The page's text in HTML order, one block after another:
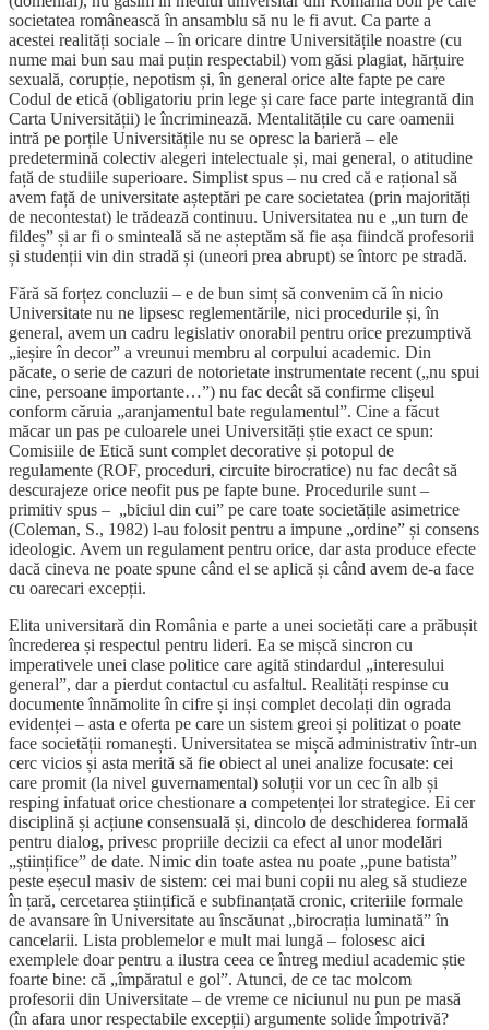
societatea românească în ansamblu să nu le fi avut. Ca parte a
acestei realități sociale – în oricare dintre Universitățile noastre (cu
nume mai bun sau mai puțin respectabil) vom găsi plagiat, hărțuire
sexuală, corupție, nepotism și, în general orice alte fapte pe care
Codul de etică (obligatoriu prin lege și care face parte integrantă din
Carta Universității) le încriminează. Mentalitățile cu care oamenii
intră pe porțile Universitățile nu se opresc la barieră – ele
predetermină colectiv alegeri intelectuale și, mai general, o atitudine
față de studiile superioare. Simplist spus – nu cred că e rațional să
avem față de universitate așteptări pe care societatea (prin majorități
de necontestat) le trădează continuu. Universitatea nu e „un turn de
fildeș” și ar fi o sminteală să ne așteptăm să fie așa fiindcă profesorii
și studenții vin din stradă și (uneori prea abrupt) se întorc pe stradă.
Fără să forțez concluzii – e de bun simț să convenim că în nicio
Universitate nu ne lipsesc reglementările, nici procedurile și, în
general, avem un cadru legislativ onorabil pentru orice prezumptivă
„ieșire în decor” a vreunui membru al corpului academic. Din
păcate, o serie de cazuri de notorietate instrumentate recent („nu spui
cine, persoane importante…”) nu fac decât să confirme clișeul
conform căruia „aranjamentul bate regulamentul”. Cine a făcut
măcar un pas pe culoarele unei Universități știe exact ce spun:
Comisiile de Etică sunt complet decorative și potopul de
regulamente (ROF, proceduri, circuite birocratice) nu fac decât să
descurajeze orice neofit pus pe fapte bune. Procedurile sunt –
primitiv spus – „biciul din cui” pe care toate societățile asimetrice
(Coleman, S., 1982) l-au folosit pentru a impune „ordine” și consens
ideologic. Avem un regulament pentru orice, dar asta produce efecte
dacă cineva ne poate spune când el se aplică și când avem de-a face
cu oarecari excepții.
Elita universitară din România e parte a unei societăți care a prăbușit
încrederea și respectul pentru lideri. Ea se mișcă sincron cu
imperativele unei clase politice care agită stindardul „interesului
general”, dar a pierdut contactul cu asfaltul. Realități respinse cu
documente înnămolite în cifre și inși complet decolați din ograda
evidenței – asta e oferta pe care un sistem greoi și politizat o poate
face societății romanești. Universitatea se mișcă administrativ într-un
cerc vicios și asta merită să fie obiect al unei analize focusate: cei
care promit (la nivel guvernamental) soluții vor un cec în alb și
resping infatuat orice chestionare a competenței lor strategice. Ei cer
disciplină și acțiune consensuală și, dincolo de deschiderea formală
pentru dialog, privesc propriile decizii ca efect al unor modelări
„științifice” de date. Nimic din toate astea nu poate „pune batista”
peste eșecul masiv de sistem: cei mai buni copii nu aleg să studieze
în țară, cercetarea științifică e subfinanțată cronic, criteriile formale
de avansare în Universitate au înscăunat „birocrația luminată” în
cancelarii. Lista problemelor e mult mai lungă – folosesc aici
exemplele doar pentru a ilustra ceea ce întreg mediul academic știe
foarte bine: că „împăratul e gol”. Atunci, de ce tac molcom
profesorii din Universitate – de vreme ce niciunul nu pun pe masă
(în afara unor respectabile excepții) argumente solide împotrivă?